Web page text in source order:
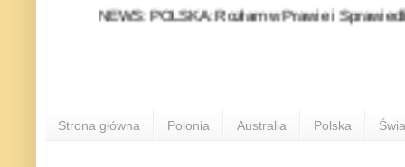
NEWS: POLSKA: Rozłam w Prawie i
Strona główna Polonia Australia Polska